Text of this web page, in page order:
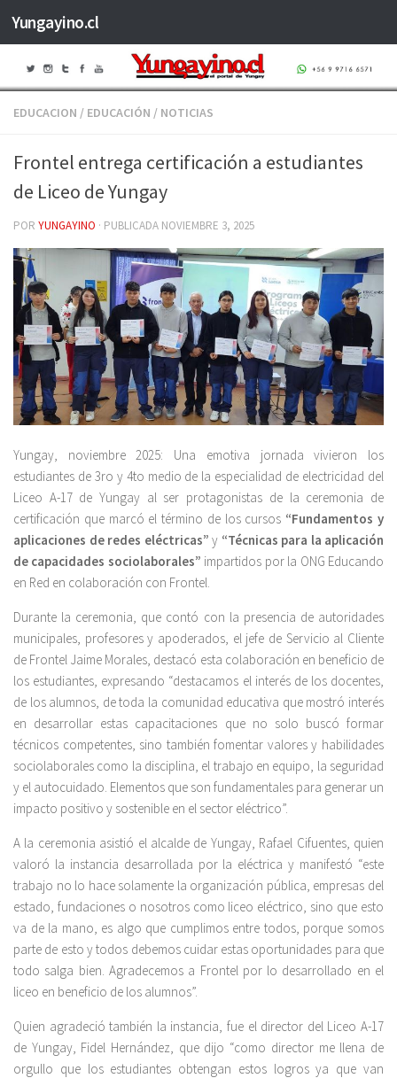
Saltar al contenido
Yungayino.cl
EDUCACION / EDUCACIÓN / NOTICIAS
Frontel entrega certificación a estudiantes
de Liceo de Yungay
POR YUNGAYINO · PUBLICADA NOVIEMBRE 3, 2025
Yungay, noviembre 2025: Una emotiva jornada vivieron los
estudiantes de 3ro y 4to medio de la especialidad de electricidad del
Liceo A-17 de Yungay al ser protagonistas de la ceremonia de
certificación que marcó el término de los cursos “Fundamentos y
aplicaciones de redes eléctricas” y “Técnicas para la aplicación
de capacidades sociolaborales” impartidos por la ONG Educando
en Red en colaboración con Frontel.
Durante la ceremonia, que contó con la presencia de autoridades
municipales, profesores y apoderados, el jefe de Servicio al Cliente
de Frontel Jaime Morales, destacó esta colaboración en beneficio de
los estudiantes, expresando “destacamos el interés de los docentes,
de los alumnos, de toda la comunidad educativa que mostró interés
en desarrollar estas capacitaciones que no solo buscó formar
técnicos competentes, sino también fomentar valores y habilidades
sociolaborales como la disciplina, el trabajo en equipo, la seguridad
y el autocuidado. Elementos que son fundamentales para generar un
impacto positivo y sostenible en el sector eléctrico”.
A la ceremonia asistió el alcalde de Yungay, Rafael Cifuentes, quien
valoró la instancia desarrollada por la eléctrica y manifestó “este
trabajo no lo hace solamente la organización pública, empresas del
estado, fundaciones o nosotros como liceo eléctrico, sino que esto
va de la mano, es algo que cumplimos entre todos, porque somos
parte de esto y todos debemos cuidar estas oportunidades para que
todo salga bien. Agradecemos a Frontel por lo desarrollado en el
liceo en beneficio de los alumnos”.
Quien agradeció también la instancia, fue el director del Liceo A-17
de Yungay, Fidel Hernández, que dijo “como director me llena de
orgullo que los estudiantes obtengan estos logros ya que van